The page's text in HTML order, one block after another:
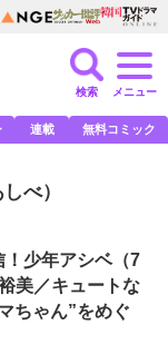
検索 メニュー
連載 無料コミック
べ）
！少年アシベ（7
美／キュートな
ちゃん”をめぐ